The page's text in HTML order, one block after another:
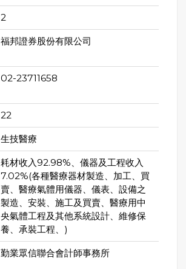
2
福邦證券股份有限公司
02-23711658
22
生技醫療
耗材收入92.98%、儀器及工程收入
7.02%(各種醫療器材製造、加工、買
賣、醫療氣體用儀器、儀表、設備之
製造、安裝、施工及買賣、醫療用中
央氣體工程及其他系統設計、維修保
養、承裝工程、)
勤業眾信聯合會計師事務所